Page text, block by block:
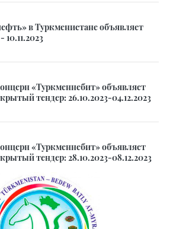
в Туркменистане объявляет
«Туркменнебит» объявляет
тендер: 26.10.2023-04.12.2023
«Туркменнебит» объявляет
тендер: 28.10.2023-08.12.2023